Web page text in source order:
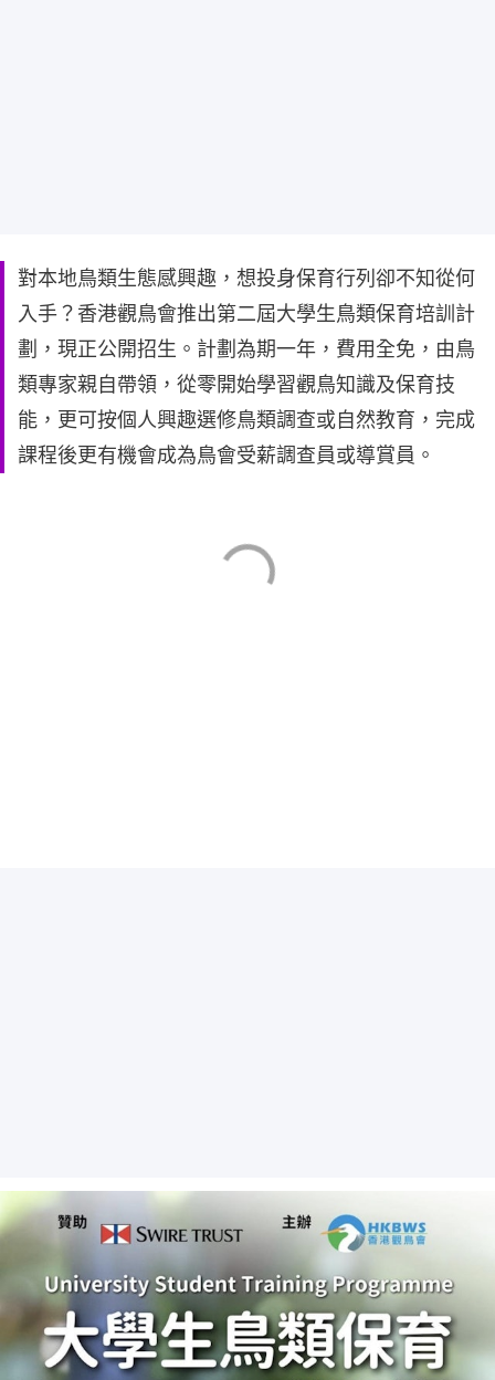
對本地鳥類生態感興趣，想投身保育行列卻不知從何
入手？香港觀鳥會推出第二屆大學生鳥類保育培訓計
劃，現正公開招生。計劃為期一年，費用全免，由鳥
類專家親自帶領，從零開始學習觀鳥知識及保育技
能，更可按個人興趣選修鳥類調查或自然教育，完成
課程後更有機會成為鳥會受薪調查員或導賞員。